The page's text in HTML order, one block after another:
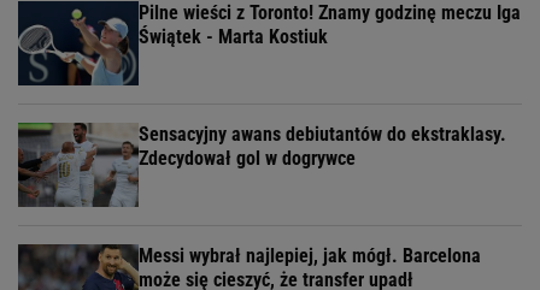
Pilne wieści z Toronto! Znamy godzinę meczu Iga
Świątek - Marta Kostiuk
Sensacyjny awans debiutantów do ekstraklasy.
Zdecydował gol w dogrywce
Messi wybrał najlepiej, jak mógł. Barcelona
może się cieszyć, że transfer upadł